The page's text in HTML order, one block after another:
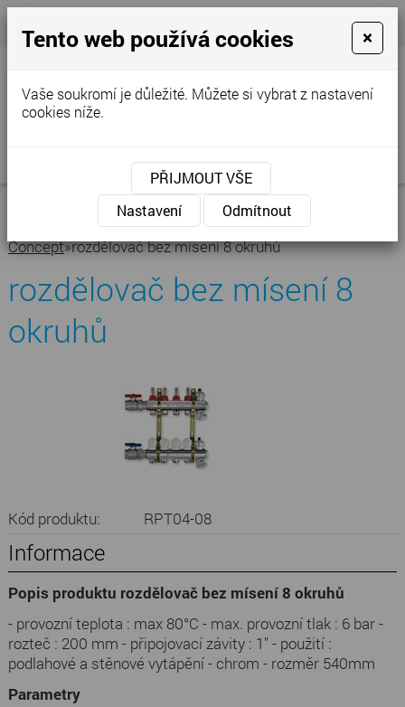
cvstop@tiscali.cz
Nabídka»Podlahové
Rozdělovače»rozdělovač bez mísení
Concept»rozdělovač bez mísení 8 okruhů
rozdělovač bez mísení 8
okruhů
Kód produktu: RPT04-08
Informace
Popis produktu rozdělovač bez mísení 8 okruhů
- provozní teplota : max 80°C - max. provozní tlak : 6 bar -
rozteč : 200 mm - připojovací závity : 1" - použití :
podlahové a stěnové vytápění - chrom - rozměr 540mm
Parametry
Tento web používá cookies ×
Vaše soukromí je důležité. Můžete si vybrat z nastavení
cookies níže.
PŘIJMOUT VŠE
Nastavení
Odmítnout